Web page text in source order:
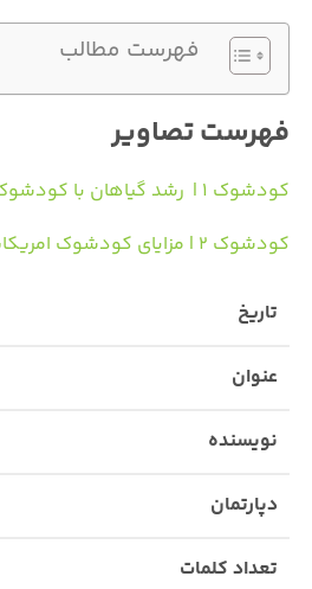
فهرست مطالب
فهرست تصاویر
کودشوک ۱ | رشد گیاهان با کودشوک
کودشوک ۲ | مزایای کودشوک امریکایی
تاریخ
عنوان
نویسنده
دپارتمان
تعداد کلمات